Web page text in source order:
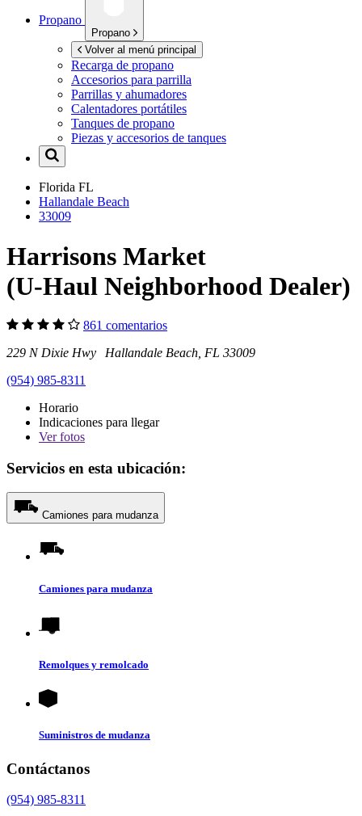
Propano
Propano
Volver al menú principal
Recarga de propano
Accesorios para parrilla
Parrillas y ahumadores
Calentadores portátiles
Tanques de propano
Piezas y accesorios de tanques
Florida FL
Hallandale Beach
33009
Harrisons Market
(U-Haul Neighborhood Dealer)
861 comentarios
229 N Dixie Hwy Hallandale Beach, FL 33009
(954) 985-8311
Horario
Indicaciones para llegar
Verfotos
Servicios en esta ubicación:
Camiones para mudanza
Camiones para mudanza
Remolques y remolcado
Suministros de mudanza
Contáctanos
(954) 985-8311